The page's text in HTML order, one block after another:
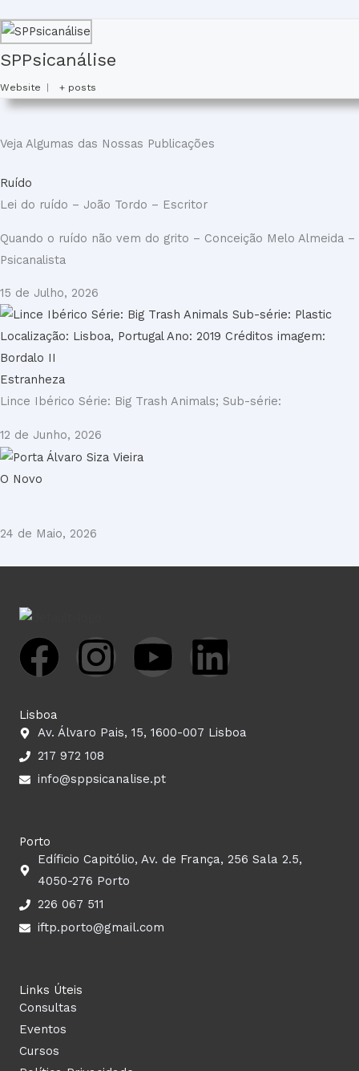
SPPsicanálise
Website + posts
Veja Algumas das Nossas Publicações
Ruído
Lei do ruído – João Tordo – Escritor
Quando o ruído não vem do grito – Conceição Melo Almeida –
Psicanalista
15 de Julho, 2026
Estranheza
Lince Ibérico Série: Big Trash Animals; Sub-série:
12 de Junho, 2026
O Novo
24 de Maio, 2026
F
c
e
o
o
k
I
s
t
g
r
a
Y
u
t
b
L
n
d
Lisboa
Av. Álvaro Pais, 15, 1600-007 Lisboa
217 972 108
info@sppsicanalise.pt
Porto
Edíficio Capitólio, Av. de França, 256 Sala 2.5,
4050-276 Porto
226 067 511
iftp.porto@gmail.com
Links Úteis
Consultas
Eventos
Cursos